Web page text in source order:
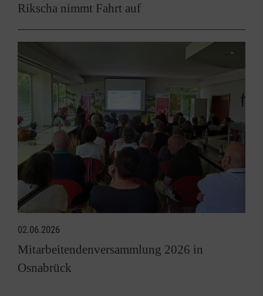
Rikscha nimmt Fahrt auf
02.06.2026
Mitarbeitendenversammlung 2026 in
Osnabrück